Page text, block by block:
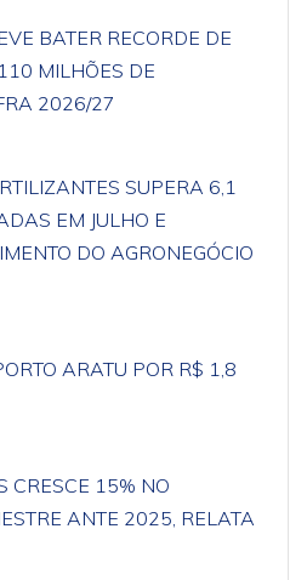
BATER RECORDE DE
MILHÕES DE
2026/27
SUPERA 6,1
EM JULHO E
DO AGRONEGÓCIO
ARATU POR R$ 1,8
CRESCE 15% NO
ANTE 2025, RELATA